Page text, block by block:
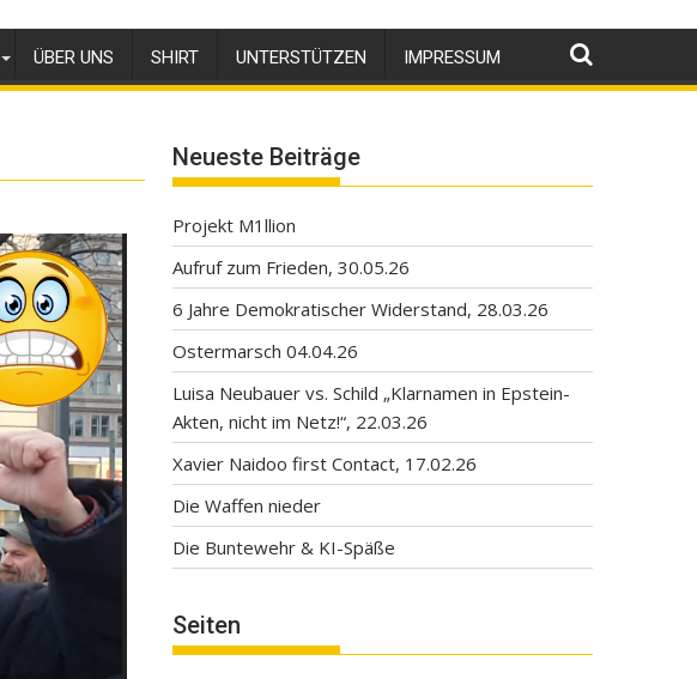
ÜBER UNS SHIRT UNTERSTÜTZEN IMPRESSUM
Neueste Beiträge
Projekt M1llion
Aufruf zum Frieden, 30.05.26
6 Jahre Demokratischer Widerstand, 28.03.26
Ostermarsch 04.04.26
Luisa Neubauer vs. Schild „Klarnamen in Epstein-
Akten, nicht im Netz!“, 22.03.26
Xavier Naidoo first Contact, 17.02.26
Die Waffen nieder
Die Buntewehr & KI-Späße
Seiten